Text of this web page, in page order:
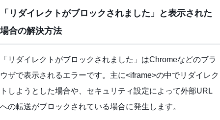
「リダイレクトがブロックされました」と表示された
場合の解決方法
「リダイレクトがブロックされました」はChromeなどのブラ
ウザで表示されるエラーです。主に<iframe>の中でリダイレク
トしようとした場合や、セキュリティ設定によって外部URL
への転送がブロックされている場合に発生します。